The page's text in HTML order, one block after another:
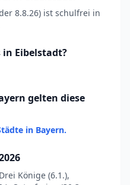
8.8.26) ist schulfrei in
in Eibelstadt?
gelten diese
in Bayern.
Könige (6.1.),